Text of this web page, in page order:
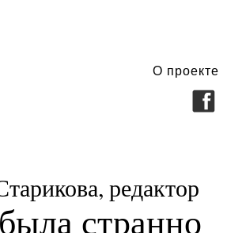
О проекте
редактор
странно